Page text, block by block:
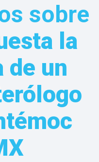
sobre
la
de un